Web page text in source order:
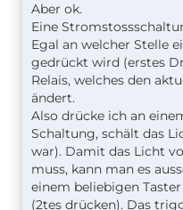
Aber ok.
Eine
Egal an welcher Stelle
gedrückt wird (erstes
Relais, welches den
ändert.
Also drücke ich an
Schaltung, schält das
war). Damit das Licht
muss, kann man es
einem beliebigen
(2tes drücken). Das